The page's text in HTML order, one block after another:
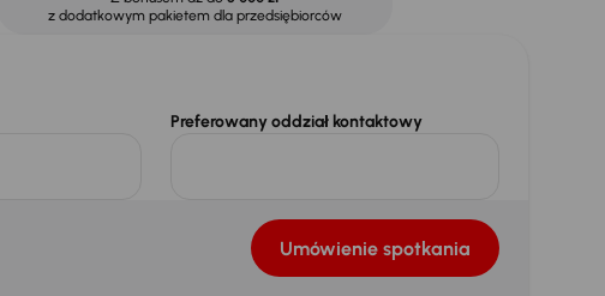
z dodatkowym pakietem dla przedsiębiorców
Preferowany oddział kontaktowy
Umówienie spotkania